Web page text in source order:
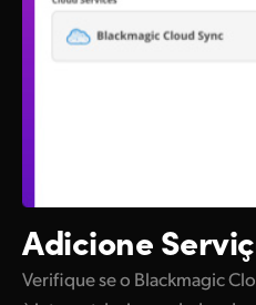
Adicione
Verifique se o Blackmagic